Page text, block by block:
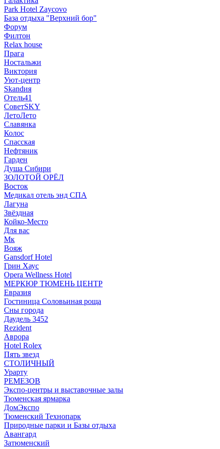
Park Hotel Zaycovo
База отдыха "Верхний бор"
Форум
Филтон
Relax house
Прага
Ностальжи
Виктория
Уют-центр
Skandия
Отель41
СоветSKY
ЛетоЛето
Славянка
Колос
Спасская
Нефтяник
Гарден
Душа Сибири
ЗОЛОТОЙ ОРЁЛ
Восток
Медикал отель энд СПА
Лагуна
Звёздная
Койко-Место
Для вас
Мк
Вояж
Gansdorf Hotel
Грин Хаус
Opera Wellness Hotel
МЕРКЮР ТЮМЕНЬ ЦЕНТР
Евразия
Гостиница Соловьиная роща
Сны города
Даудель 3452
Rezident
Аврора
Hotel Rolex
Пять звезд
СТОЛИЧНЫЙ
Урарту
РЕМЕЗОВ
Экспо-центры и выставочные залы
Тюменская ярмарка
ДомЭкспо
Тюменский Технопарк
Природные парки и Базы отдыха
Авангард
Затюменский